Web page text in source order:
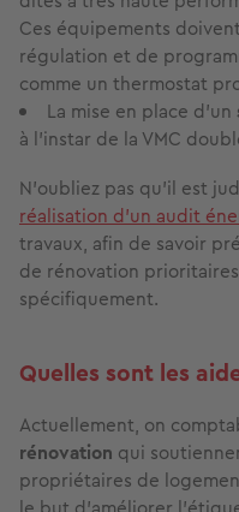
Ces équipements
régulation et de
comme un thermostat
La mise en place d’un
à l’instar de la VMC
N’oubliez pas qu’il est
réalisation d’un audit
travaux, afin de savoir
de rénovation
spécifiquement.
Quelles sont les
Actuellement, on
rénovation qui
propriétaires de